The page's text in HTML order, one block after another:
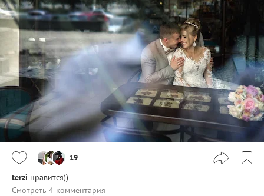
19
terzi нравится))
Смотреть 4 комментария